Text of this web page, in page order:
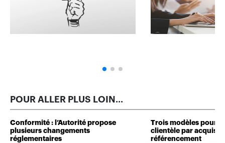
POUR ALLER PLUS LOIN...
Conformité : l’Autorité propose
plusieurs changements
réglementaires
Trois modèles pour
clientèle par
référencement